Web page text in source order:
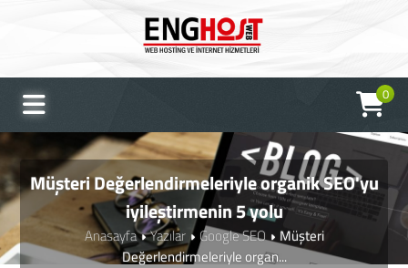
0
Müşteri Değerlendirmeleriyle organik SEO'yu
iyileştirmenin 5 yolu
Anasayfa Yazılar Google SEO
Müşteri
Değerlendirmeleriyle organ...